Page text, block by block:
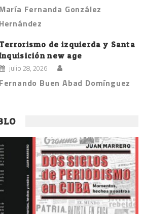
María Fernanda González
Hernández
Terrorismo de izquierda y Santa
new age
julio 28, 2026
Fernando Buen Abad Domínguez